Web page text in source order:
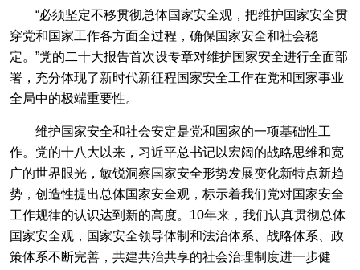
“必须坚定不移贯彻总体国家安全观，把维护国家安全贯
穿党和国家工作各方面全过程，确保国家安全和社会稳
定。”党的二十大报告首次设专章对维护国家安全进行全面部
署，充分体现了新时代新征程国家安全工作在党和国家事业
全局中的极端重要性。
维护国家安全和社会安定是党和国家的一项基础性工
作。党的十八大以来，习近平总书记以宏阔的战略思维和宽
广的世界眼光，敏锐洞察国家安全形势发展变化新特点新趋
势，创造性提出总体国家安全观，标示着我们党对国家安全
工作规律的认识达到新的高度。10年来，我们认真贯彻总体
国家安全观，国家安全领导体制和法治体系、战略体系、政
策体系不断完善，共建共治共享的社会治理制度进一步健